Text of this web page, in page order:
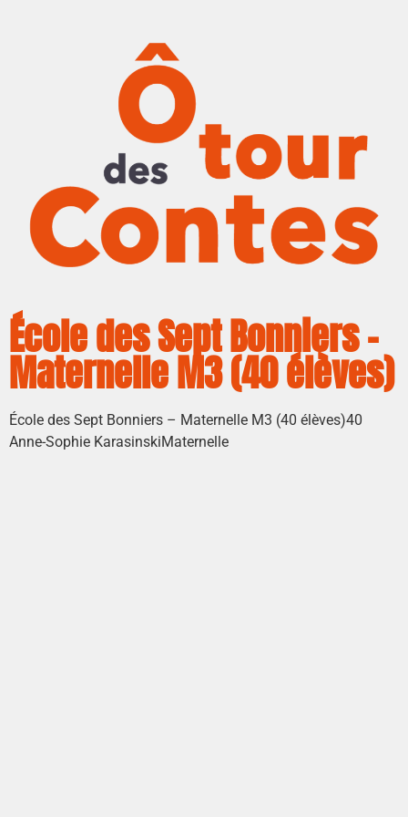
École des Sept Bonniers –
Maternelle M3 (40 élèves)
École des Sept Bonniers – Maternelle M3 (40 élèves)40
Anne-Sophie KarasinskiMaternelle